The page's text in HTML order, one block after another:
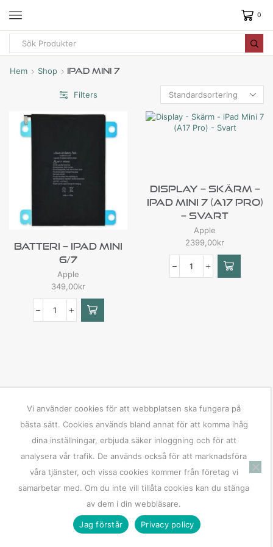
0
Hem Shop IPad Mini 7
Filters
Batteri – IPad Mini
6/7
Apple
349,00kr
Display – Skärm –
IPad Mini 7 (A17 Pro)
– Svart
Apple
2399,00kr
Vi använder cookies för att webbplatsen ska fungera på
bästa sätt. Cookies används bland annat för att komma ihåg
dina inställningar, erbjuda säker inloggning och för att
analysera vår trafik. De används också för att marknadsföra
våra tjänster, och vissa cookies kommer från företag vi
samarbetar med. Om du inte vill tillåta cookies kan du stänga
av dem i din webbläsare.
Jag förstår Privacy policy